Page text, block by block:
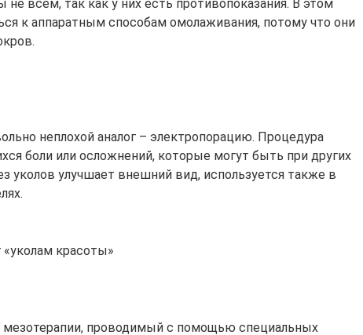
не всем, так как у них есть противопоказания. В этом
к аппаратным способам омолаживания, потому что они
неплохой аналог – электропорацию. Процедура
боли или осложнений, которые могут быть при других
уколов улучшает внешний вид, используется также в
«уколам красоты»
мезотерапии, проводимый с помощью специальных